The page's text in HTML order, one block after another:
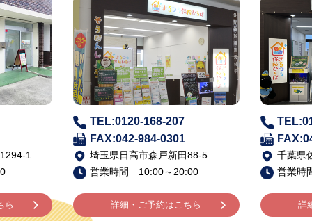
1
ら
TEL:0120-168-207
FAX:042-984-0301
埼玉県日高市森戸新田88-5
営業時間 10:00～20:00
詳細・ご予約はこちら
千葉県
営業時
詳